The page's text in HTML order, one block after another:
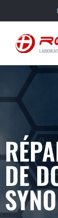
DE